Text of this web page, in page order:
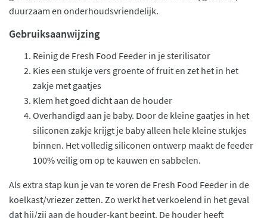
duurzaam en onderhoudsvriendelijk.
Gebruiksaanwijzing
Reinig de Fresh Food Feeder in je sterilisator
Kies een stukje vers groente of fruit en zet het in het
zakje met gaatjes
Klem het goed dicht aan de houder
Overhandigd aan je baby. Door de kleine gaatjes in het
siliconen zakje krijgt je baby alleen hele kleine stukjes
binnen. Het volledig siliconen ontwerp maakt de feeder
100% veilig om op te kauwen en sabbelen.
Als extra stap kun je van te voren de Fresh Food Feeder in de
koelkast/vriezer zetten. Zo werkt het verkoelend in het geval
dat hij/zij aan de houder-kant begint. De houder heeft